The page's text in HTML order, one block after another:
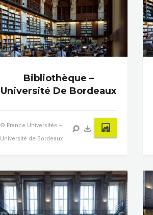
Bibliothèque –
Université De Bordeaux
© France Universités –
Université de Bordeaux